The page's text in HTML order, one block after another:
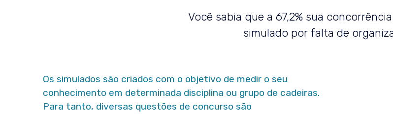
Você sabia que a 67,2% sua
simulado por falta de
Os simulados são criados com o objetivo de medir o seu
conhecimento em determinada disciplina ou grupo de cadeiras.
Para tanto, diversas questões de concurso são